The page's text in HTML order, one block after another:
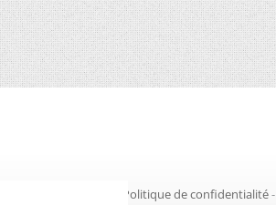
Politique de confidentialité-